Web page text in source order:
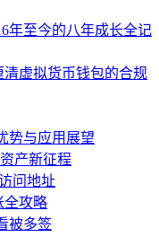
年至今的八年成长全记
清虚拟货币钱包的合规
势与应用展望
产新征程
问地址
全攻略
被多签